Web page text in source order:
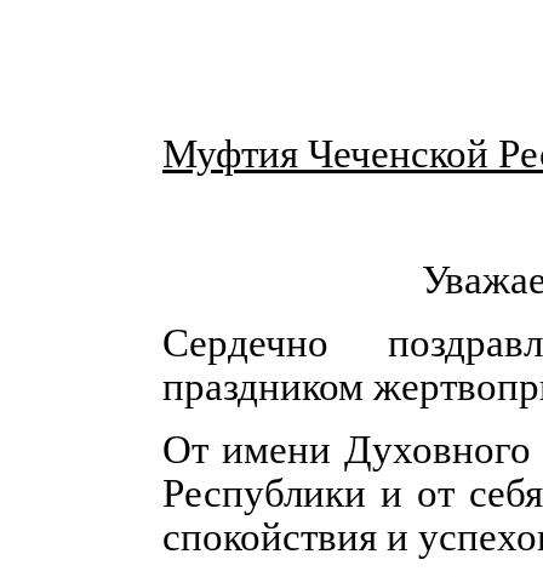
Муфтия Чеченской
Сердечно
праздником
От имени Духовного
Республики и от
спокойствия и